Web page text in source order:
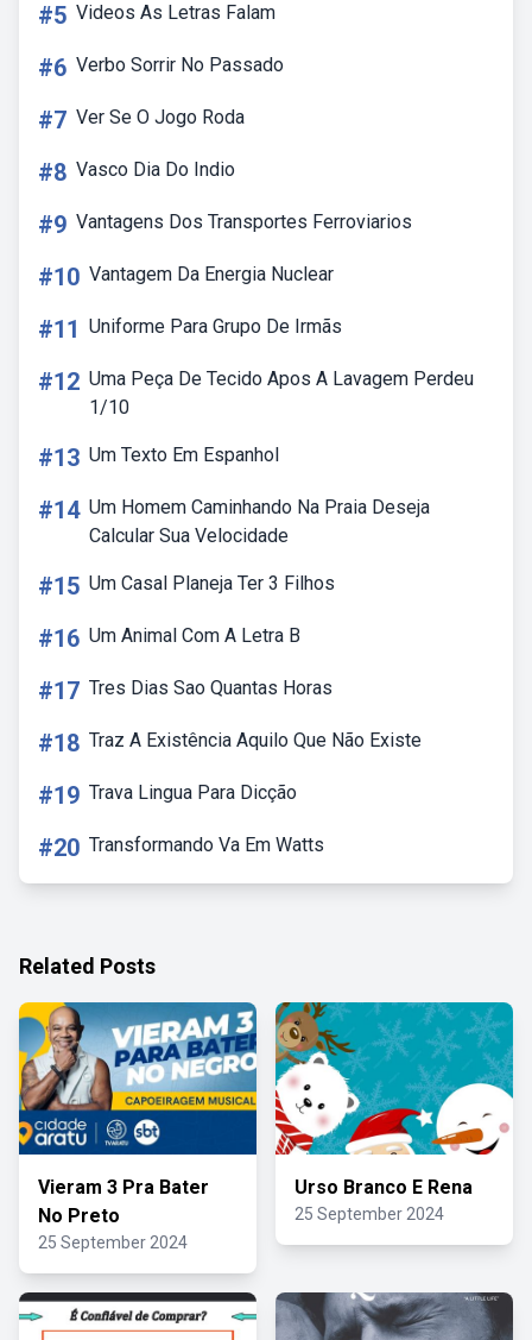
#5 Videos As Letras Falam
#6 Verbo Sorrir No Passado
#7 Ver Se O Jogo Roda
#8 Vasco Dia Do Indio
#9 Vantagens Dos Transportes Ferroviarios
#10 Vantagem Da Energia Nuclear
#11 Uniforme Para Grupo De Irmãs
#12 Uma Peça De Tecido Apos A Lavagem Perdeu
1/10
#13 Um Texto Em Espanhol
#14 Um Homem Caminhando Na Praia Deseja
Calcular Sua Velocidade
#15 Um Casal Planeja Ter 3 Filhos
#16 Um Animal Com A Letra B
#17 Tres Dias Sao Quantas Horas
#18 Traz A Existência Aquilo Que Não Existe
#19 Trava Lingua Para Dicção
#20 Transformando Va Em Watts
Related Posts
Vieram 3 Pra Bater
No Preto
25 September 2024
Urso Branco E Rena
25 September 2024